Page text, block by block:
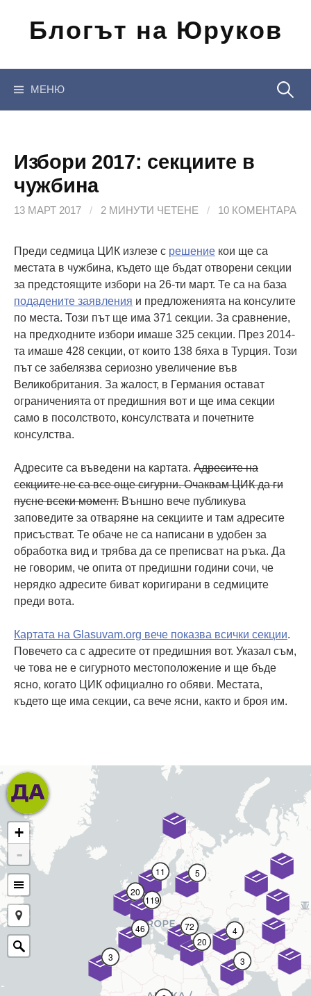
съдържанието
Блогът на Юруков
МЕНЮ
Избори 2017: секциите в
чужбина
13 МАРТ 2017 / 2 МИНУТИ ЧЕТЕНЕ / 10 КОМЕНТАРА
Преди седмица ЦИК излезе с решение кои ще са
местата в чужбина, където ще бъдат отворени секции
за предстоящите избори на 26-ти март. Те са на база
подадените заявления и предложенията на консулите
по места. Този път ще има 371 секции. За сравнение,
на предходните избори имаше 325 секции. През 2014-
та имаше 428 секции, от които 138 бяха в Турция. Този
път се забелязва сериозно увеличение във
Великобритания. За жалост, в Германия остават
ограниченията от предишния вот и ще има секции
само в посолството, консулствата и почетните
консулства.
Адресите са въведени на картата. Адресите на
секциите не са все още сигурни. Очаквам ЦИК да ги
пусне всеки момент. Външно вече публикува
заповедите за отваряне на секциите и там адресите
присъстват. Те обаче не са написани в удобен за
обработка вид и трябва да се преписват на ръка. Да
не говорим, че опита от предишни години сочи, че
нерядко адресите биват коригирани в седмиците
преди вота.
Картата на Glasuvam.org вече показва всички секции.
Повечето са с адресите от предишния вот. Указал съм,
че това не е сигурното местоположение и ще бъде
ясно, когато ЦИК официално го обяви. Местата,
където ще има секции, са вече ясни, както и броя им.